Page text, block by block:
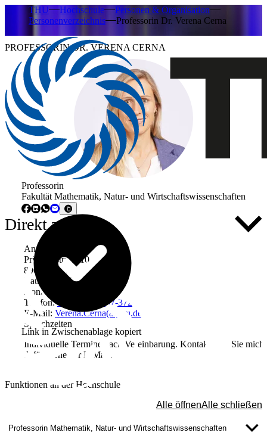
THU Hochschule
Personen & Organisation
Personenverzeichnis
Professorin Dr. Verena Cerna
PROFESSORIN DR. VERENA CERNA
Professorin
Fakultät Mathematik, Natur- und Wirtschaftswissenschaften
Link in Zwischenablage kopiert
Direkt zu ...
Anschrift
Prittwitzstraße 10
89075 Ulm
Raum: C015
Kontakt
Telefon:+49 731 96537-372
E-Mail: Verena.Cerna(at)thu.de
Sprechzeiten
Individuelle Termine nach Vereinbarung. Kontaktieren Sie mich
dafür gerne per E-Mail.
Funktionen an der Hochschule
Alle öffnenAlle schließen
Professorin Mathematik, Natur- und Wirtschaftswissenschaften